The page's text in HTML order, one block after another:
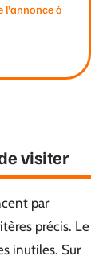
l’annonce à
visiter
par
précis. Le
inutiles. Sur